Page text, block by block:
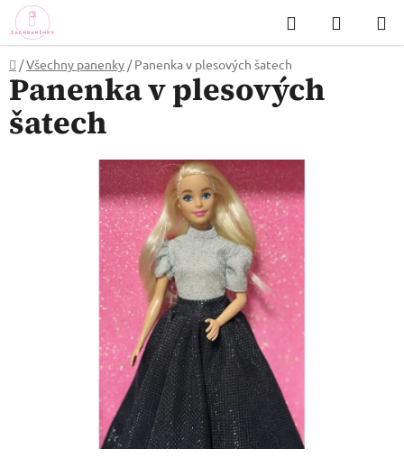
Přejít
na
obsah
Hledat
KOŠÍK
Domů
/Všechny panenky / Panenka v plesových šatech
Panenka v plesových
šatech